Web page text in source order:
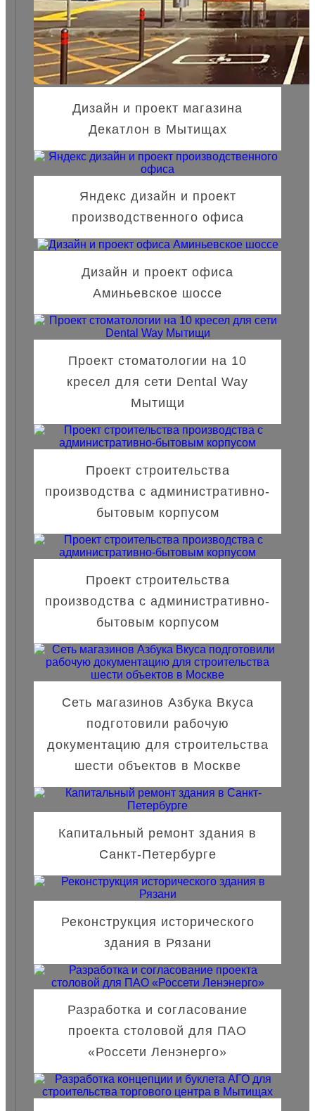
Дизайн и проект магазина
Декатлон в Мытищах
Яндекс дизайн и проект
производственного офиса
Дизайн и проект офиса
Аминьевское шоссе
Проект стоматологии на 10
кресел для сети Dental Way
Мытищи
Проект строительства
производства с административно-
бытовым корпусом
Проект строительства
производства с административно-
бытовым корпусом
Сеть магазинов Азбука Вкуса
подготовили рабочую
документацию для строительства
шести объектов в Москве
Капитальный ремонт здания в
Санкт-Петербурге
Реконструкция исторического
здания в Рязани
Разработка и согласование
проекта столовой для ПАО
«Россети Ленэнерго»